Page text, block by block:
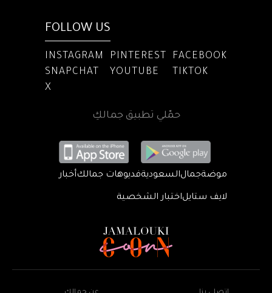
FOLLOW US
INSTAGRAM PINTEREST
FACEBOOK
SNAPCHAT
YOUTUBE
TIKTOK
X
حمّلي تطبيق جمالكِ
موضةجمالالسعوديةفديوهات جمالكأخبار
لايف ستايلاختبار الشخصية